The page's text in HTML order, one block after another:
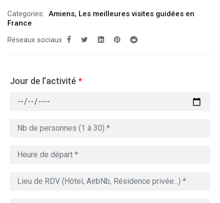
Categories: Amiens, Les meilleures visites guidées en
France
Réseaux sociaux
Jour de l’activité *